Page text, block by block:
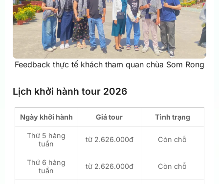
Feedback thực tế khách tham quan chùa Som Rong
Lịch khởi hành tour 2026
Ngày khởi hành Giá tour Tình trạng
Thứ 5 hàng
tuần
từ 2.626.000đ Còn chỗ
Thứ 6 hàng
tuần
từ 2.626.000đ Còn chỗ